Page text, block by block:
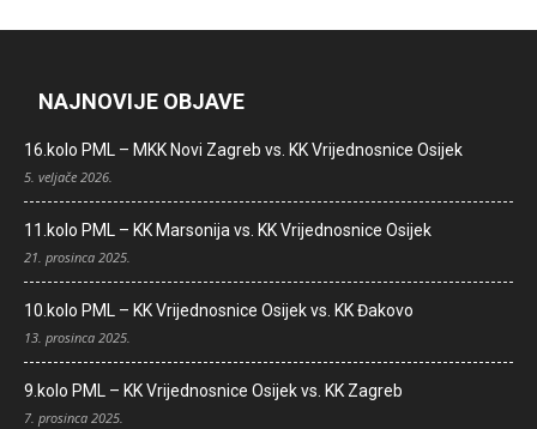
NAJNOVIJE OBJAVE
16.kolo PML – MKK Novi Zagreb vs. KK Vrijednosnice Osijek
5. veljače 2026.
11.kolo PML – KK Marsonija vs. KK Vrijednosnice Osijek
21. prosinca 2025.
10.kolo PML – KK Vrijednosnice Osijek vs. KK Đakovo
13. prosinca 2025.
9.kolo PML – KK Vrijednosnice Osijek vs. KK Zagreb
7. prosinca 2025.